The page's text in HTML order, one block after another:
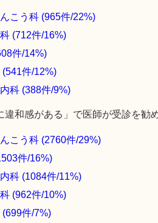
こう科 (965件/22%)
(712件/16%)
件/14%)
(541件/12%)
科 (388件/9%)
違和感がある」で医師が受診を勧
こう科 (2760件/29%)
件/16%)
科 (1084件/11%)
(962件/10%)
(699件/7%)